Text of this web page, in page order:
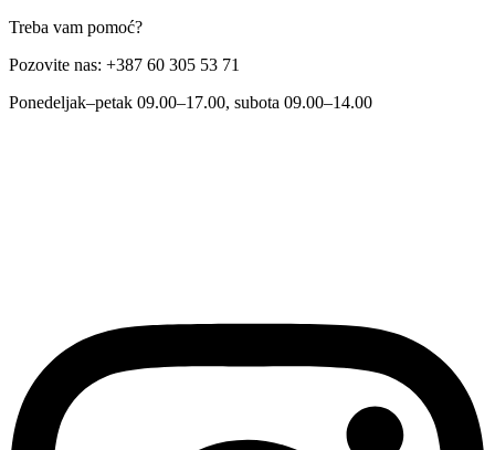
Treba vam pomoć?
Pozovite nas: +387 60 305 53 71
Ponedeljak–petak 09.00–17.00, subota 09.00–14.00